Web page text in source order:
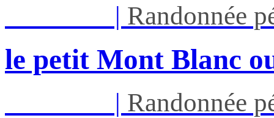
| Randonnée
le petit Mont Blanc
| Randonnée